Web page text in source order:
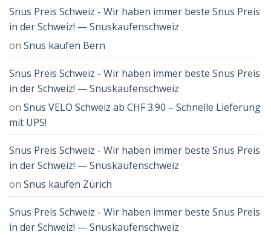
Snus Preis Schweiz - Wir haben immer beste Snus Preis
in der Schweiz! — Snuskaufenschweiz
on Snus kaufen Bern
Snus Preis Schweiz - Wir haben immer beste Snus Preis
in der Schweiz! — Snuskaufenschweiz
on Snus VELO Schweiz ab CHF 3.90 – Schnelle Lieferung
mit UPS!
Snus Preis Schweiz - Wir haben immer beste Snus Preis
in der Schweiz! — Snuskaufenschweiz
on Snus kaufen Zürich
Snus Preis Schweiz - Wir haben immer beste Snus Preis
in der Schweiz! — Snuskaufenschweiz